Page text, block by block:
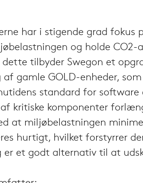
har i stigende grad fokus
og holde CO2-
tilbyder Swegon et
af gamle GOLD-enheder,
standard for
kritiske komponenter
at miljøbelastningen
hurtigt, hvilket forstyrrer
er et godt alternativ til at